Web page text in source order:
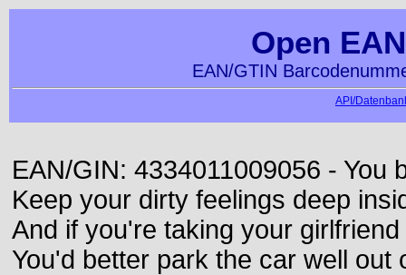
Open
EAN/GTIN
API/
EAN/GIN: 4334011009056 - You
Keep your dirty feelings deep
And if you're taking your
You'd better park the car well out